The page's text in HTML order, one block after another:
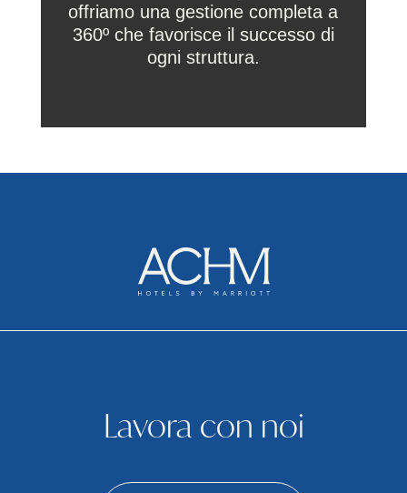
offriamo una gestione completa a
360º che favorisce il successo di
ogni struttura.
Lavora con noi